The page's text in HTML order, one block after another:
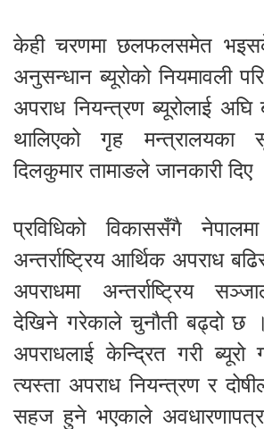
केही चरणमा छलफलसमेत
अनुसन्धान ब्यूरोको नियमावली
अपराध नियन्त्रण ब्यूरोलाई अघि
थालिएको गृह मन्त्रालयका
दिलकुमार तामाङले जानकारी दिए
प्रविधिको विकाससँगै
अन्तर्राष्ट्रिय आर्थिक अपराध
अपराधमा अन्तर्राष्ट्रिय
देखिने गरेकाले चुनौती बढ्दो छ
अपराधलाई केन्द्रित गरी
त्यस्ता अपराध नियन्त्रण र
सहज हुने भएकाले अवधारणापत्र